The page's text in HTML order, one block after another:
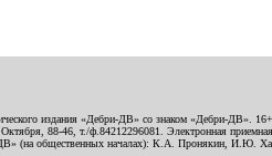
издания «Дебри-ДВ» со знаком «Дебри-
88-46, т./ф.84212296081. Электронная
ДВ» (на общественных началах): К.А.